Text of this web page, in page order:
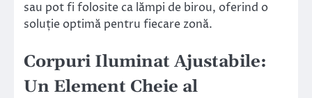
sau pot fi folosite ca lămpi de birou, oferind o
soluție optimă pentru fiecare zonă.
Corpuri Iluminat Ajustabile:
Un Element Cheie al